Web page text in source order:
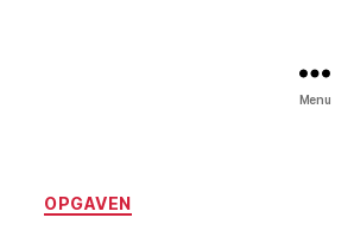
Menu
Categorieën
OPGAVEN